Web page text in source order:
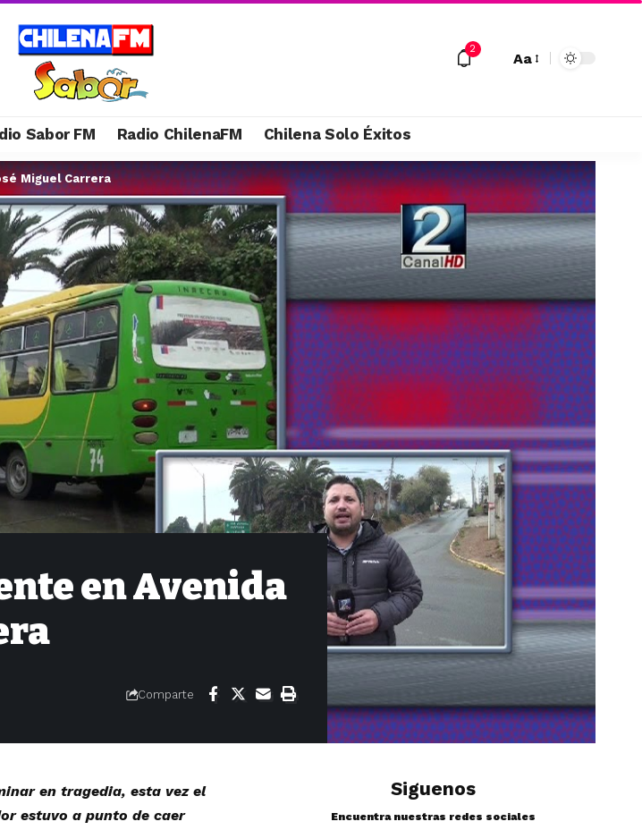
2
Aa
Sabor FM Radio ChilenaFM Chilena Solo Éxitos
Miguel Carrera
en Avenida
Comparte
en tragedia, esta vez el
estuvo a punto de caer
Siguenos
Encuentra nuestras redes sociales